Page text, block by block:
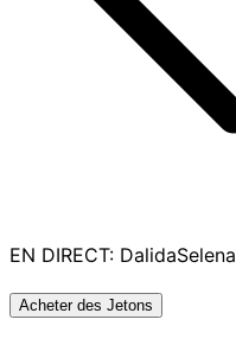
EN DIRECT: DalidaSelena
Acheter des Jetons